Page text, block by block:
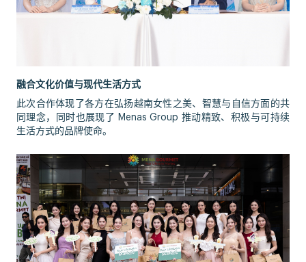
融合文化价值与现代生活方式
此次合作体现了各方在弘扬越南女性之美、智慧与自信方面的共
同理念，同时也展现了 Menas Group 推动精致、积极与可持续
生活方式的品牌使命。